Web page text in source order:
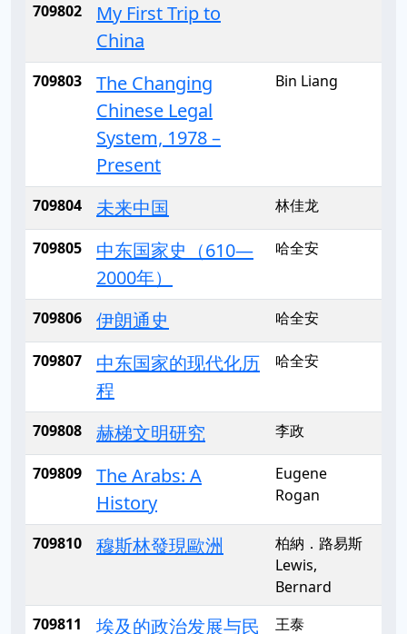
709802
My First Trip to
China
709803
The Changing
Chinese Legal
System, 1978 –
Present
Bin Liang
709804 未来中国 林佳龙
709805
中东国家史（610—
2000年）
哈全安
709806 伊朗通史 哈全安
709807
中东国家的现代化历
程
哈全安
709808 赫梯文明研究 李政
709809
The Arabs: A
History
Eugene
Rogan
709810 穆斯林發現歐洲
柏納．路易斯
Lewis,
Bernard
709811
埃及的政治发展与民 王泰